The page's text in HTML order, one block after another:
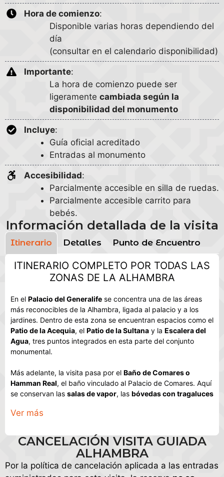
Hora de comienzo:
Disponible varias horas dependiendo del
día
(consultar en el calendario disponibilidad)
Importante:
La hora de comienzo puede ser
ligeramente cambiada según la
disponibilidad del monumento
Incluye:
Guía oficial acreditado
Entradas al monumento
Accesibilidad:
Parcialmente accesible en silla de ruedas.
Parcialmente accesible carrito para
bebés.
Información detallada de la visita
Itinerario Detalles Punto de Encuentro
ITINERARIO COMPLETO POR TODAS LAS
ZONAS DE LA ALHAMBRA
En el Palacio del Generalife se concentra una de las áreas
más reconocibles de la Alhambra, ligada al palacio y a los
jardines. Dentro de esta zona se encuentran espacios como el
Patio de la Acequia, el Patio de la Sultana y la Escalera del
Agua, tres puntos integrados en esta parte del conjunto
monumental.
Más adelante, la visita pasa por el Baño de Comares o
Hamman Real, el baño vinculado al Palacio de Comares. Aquí
se conservan las salas de vapor, las bóvedas con tragaluces
bajo el suelo, elementos propios de la estructura de este
La parte militar del recorrido aparece en laAlcazaba, el
recinto defensivo de la Alhambra. En esta zona se localiza el
Barrio Castrense, relacionado con la guarnición que ocupaba
Ver más
CANCELACIÓN VISITA GUIADA
ALHAMBRA
Por la política de cancelación aplicada a las entradas